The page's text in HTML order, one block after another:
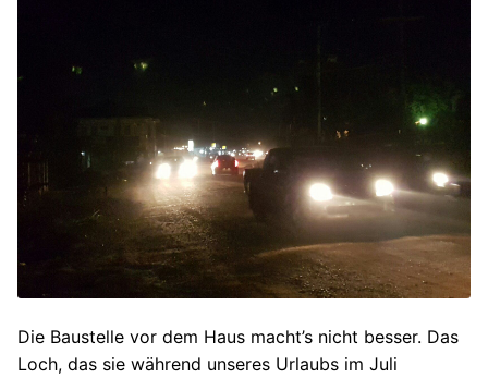
Die Baustelle vor dem Haus macht’s nicht besser. Das
Loch, das sie während unseres Urlaubs im Juli